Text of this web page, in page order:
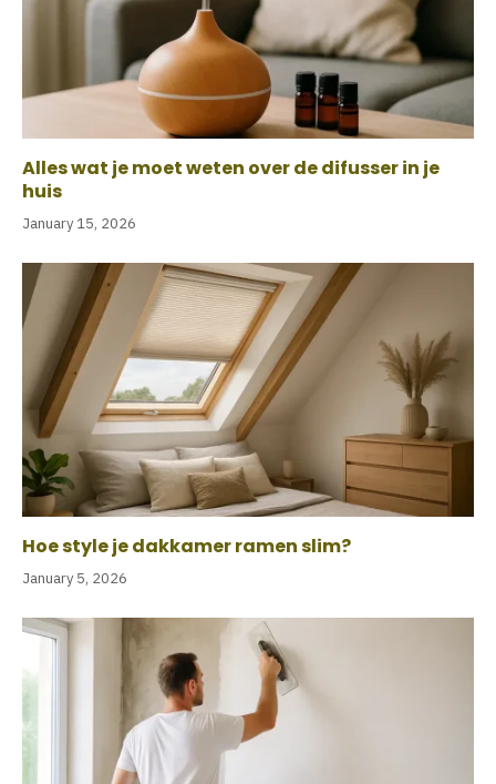
Alles wat je moet weten over de difusser in je
huis
January 15, 2026
Hoe style je dakkamer ramen slim?
January 5, 2026